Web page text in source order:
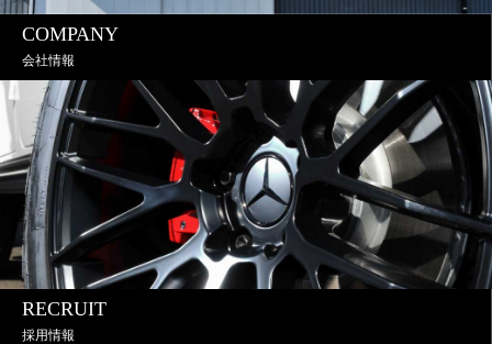
COMPANY
会社情報
RECRUIT
採用情報